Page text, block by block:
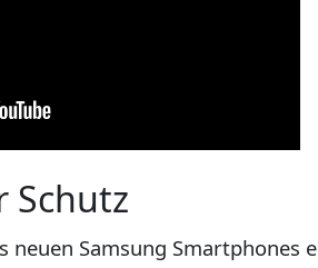
Schutz
neuen Samsung